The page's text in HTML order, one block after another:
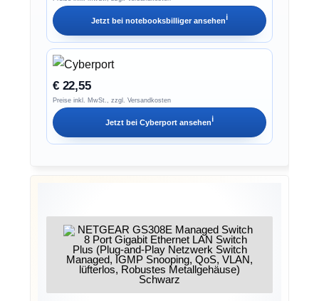
Jetzt bei notebooksbilligeransehenℹ︎
€ 22,55
Preise inkl. MwSt., zzgl. Versandkosten
Jetzt bei Cyberport ansehenℹ︎